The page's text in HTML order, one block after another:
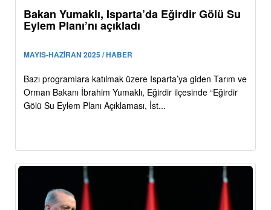
Bakan Yumaklı, Isparta’da Eğirdir Gölü Su
Eylem Planı’nı açıkladı
MAYIS-HAZİRAN 2025 / HABER
Bazı programlara katılmak üzere Isparta’ya giden Tarım ve
Orman Bakanı İbrahim Yumaklı, Eğirdir ilçesinde “Eğirdir
Gölü Su Eylem Planı Açıklaması, İst...